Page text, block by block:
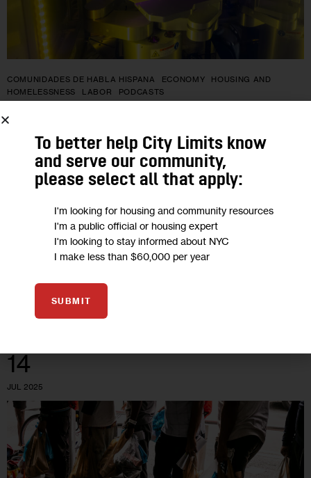
COMUNIDADES DE HABLA HISPANA ECONOMY
HOUSING AND
HOMELESSNESS
LABOR PODCASTS
PODCAST: ¿Cuál es el riesgo en la
fuerza laboral latina frente a la
automatización?
Según datos del Latino Data Hub, el 29 por ciento de las
personas latinas trabaja en trabajos que podrían ser
automatizados, siendo el grupo con mayor representación en
14
JUL 2025
To better help City Limits know
and serve our community,
please select all that apply:
I'm looking for housing and community resources
I'm a public official or housing expert
I'm looking to stay informed about NYC
I make less than $60,000 per year
SUBMIT